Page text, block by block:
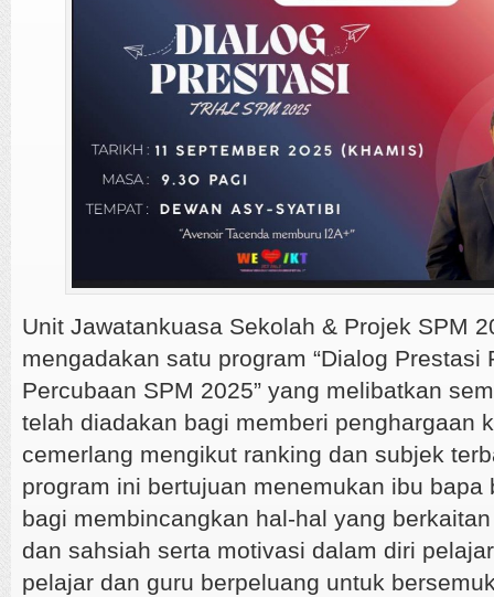
Unit Jawatankuasa Sekolah & Projek SPM
mengadakan satu program “Dialog Prestasi
Percubaan SPM 2025” yang melibatkan
telah diadakan bagi memberi penghargaan
cemerlang mengikut ranking dan subjek
program ini bertujuan menemukan ibu bapa
bagi membincangkan hal-hal yang
dan sahsiah serta motivasi dalam diri
pelajar dan guru berpeluang untuk